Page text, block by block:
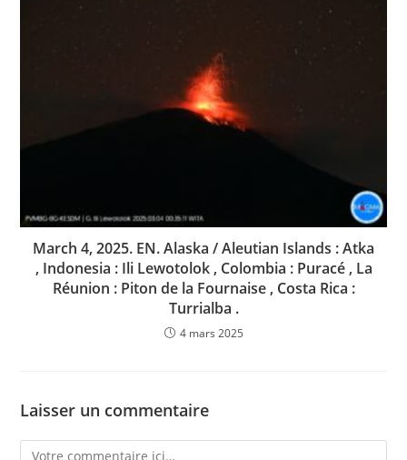
March 4, 2025. EN. Alaska / Aleutian Islands : Atka
, Indonesia : Ili Lewotolok , Colombia : Puracé , La
Réunion : Piton de la Fournaise , Costa Rica :
Turrialba .
4 mars 2025
Laisser un commentaire
Comment